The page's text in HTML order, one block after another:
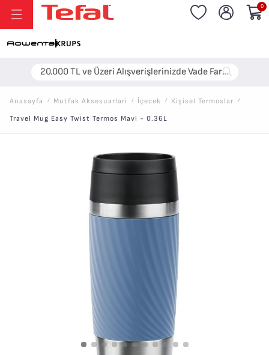
20.000 TL ve Üzeri Alışverişlerinizde Vade Farksız 6 Taksit!
0
Anasayfa / Mutfak Aksesuarlari / İçecek / Kişisel Termoslar /
Travel Mug Easy Twist Termos Mavi - 0.36L